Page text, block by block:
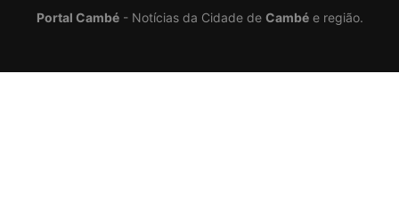
Portal Cambé- Notícias da Cidade de Cambée região.